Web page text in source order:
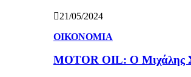
21/05/2024
ΟΙΚΟΝΟΜΙΑ
MOTOR OIL: Ο Μιχάλης